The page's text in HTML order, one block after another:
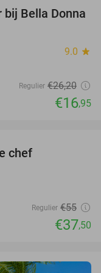
35%
Bella Donna
9.0 star
Regulier €26,20
€16,95
chef
Regulier €55
€37,50